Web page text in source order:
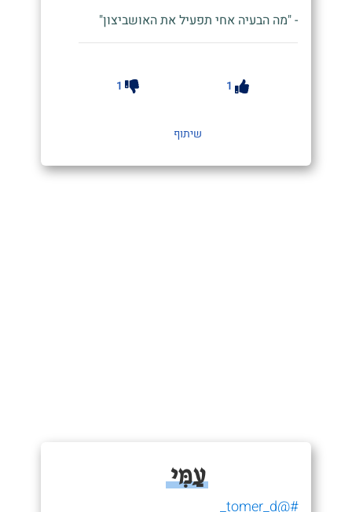
- "מה הבעיה אחי תפעיל את האושביצון"
1
1
שיתוף
עַמִּי
#@tomer_d_